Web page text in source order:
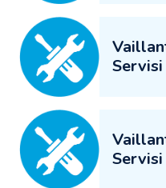
Servisi
Servisi